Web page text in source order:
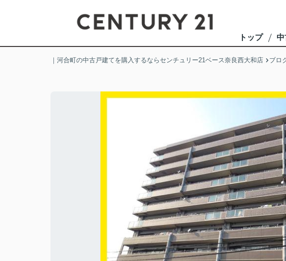
トップ 中
｜河合町の中古戸建てを購入するならセンチュリー21ベース奈良西大和店 ブロ